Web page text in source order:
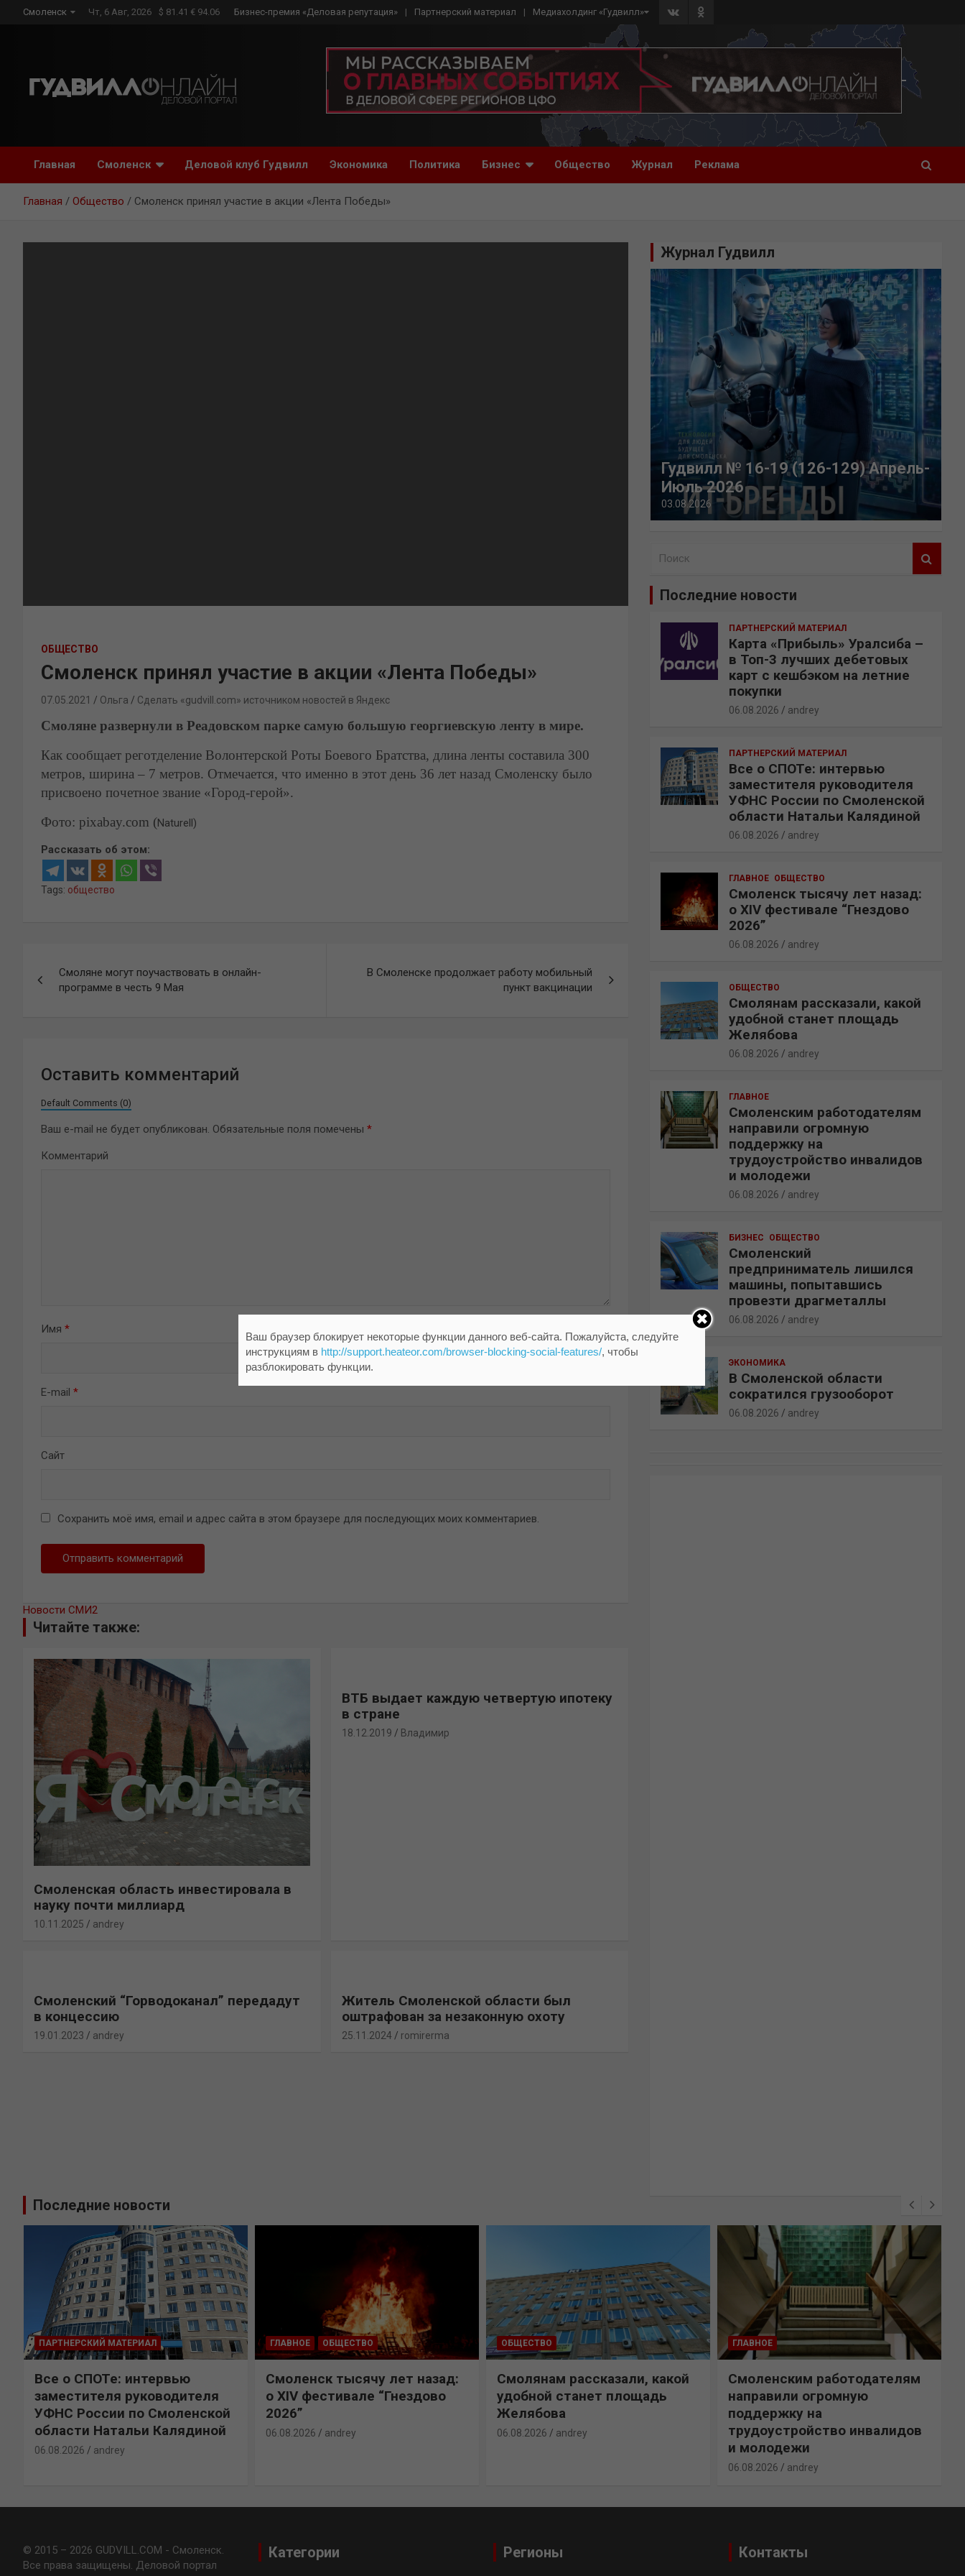
Смоленск Чт, 6 Авг, 2026 $ 81.41 € 94.06 Бизнес-премия «Деловая репутация» Партнерский материал Медиахолдинг «Гудвилл»
Главная Смоленск Деловой клуб Гудвилл Экономика Политика Бизнес Общество Журнал Реклама
Главная Общество Смоленск принял участие в акции «Лента Победы»
ОБЩЕСТВО
Смоленск принял участие в акции «Лента Победы»
07.05.2021 Ольга Сделать «gudvill.com» источником новостей в Яндекс
Смоляне развернули в Реадовском парке самую большую георгиевскую ленту в мире.
Как сообщает реготделение Волонтерской Роты Боевого Братства, длина ленты составила 300
метров, ширина – 7 метров. Отмечается, что именно в этот день 36 лет назад Смоленску было
присвоено почетное звание «Город-герой».
Фото: pixabay.com (Naturell)
Рассказать об этом:
Tags: общество
по
Смоляне могут поучаствовать в онлайн-
программе в честь 9 Мая
В Смоленске продолжает работу мобильный
пункт вакцинации
Оставить комментарий
Default Comments (0)
Ваш e-mail не будет опубликован. Обязательные поля помечены *
Комментарий
Имя *
E-mail *
Сайт
Сохранить моё имя, email и адрес сайта в этом браузере для последующих моих комментариев.
Новости СМИ2
Читайте также:
Смоленская область инвестировала в
науку почти миллиард
10.11.2025 andrey
ВТБ выдает каждую четвертую ипотеку
в стране
18.12.2019 Владимир
Смоленский “Горводоканал” передадут
в концессию
19.01.2023 andrey
Житель Смоленской области был
оштрафован за незаконную охоту
25.11.2024 romirerma
Журнал Гудвилл
Гудвилл № 16-19 (126-129) Апрель-
Июль 2026
03.08.2026
Последние новости
ПАРТНЕРСКИЙ МАТЕРИАЛ
Карта «Прибыль» Уралсиба –
в Топ-3 лучших дебетовых
карт с кешбэком на летние
покупки
06.08.2026 andrey
ПАРТНЕРСКИЙ МАТЕРИАЛ
Все о СПОТе: интервью
заместителя руководителя
УФНС России по Смоленской
области Натальи Калядиной
06.08.2026 andrey
ГЛАВНОЕ ОБЩЕСТВО
Смоленск тысячу лет назад:
о XIV фестивале “Гнездово
2026”
06.08.2026 andrey
ОБЩЕСТВО
Смолянам рассказали, какой
удобной станет площадь
Желябова
06.08.2026 andrey
ГЛАВНОЕ
Смоленским работодателям
направили огромную
поддержку на
трудоустройство инвалидов
и молодежи
06.08.2026 andrey
БИЗНЕС ОБЩЕСТВО
Смоленский
предприниматель лишился
машины, попытавшись
провезти драгметаллы
06.08.2026 andrey
ЭКОНОМИКА
В Смоленской области
сократился грузооборот
06.08.2026 andrey
Последние новости
ПАРТНЕРСКИЙ МАТЕРИАЛ
Все о СПОТе: интервью
заместителя руководителя
УФНС России по Смоленской
области Натальи Калядиной
06.08.2026 andrey
ГЛАВНОЕ ОБЩЕСТВО
Смоленск тысячу лет назад:
о XIV фестивале “Гнездово
2026”
06.08.2026 andrey
ОБЩЕСТВО
Смолянам рассказали, какой
удобной станет площадь
Желябова
06.08.2026 andrey
ГЛАВНОЕ
Смоленским работодателям
направили огромную
поддержку на
трудоустройство инвалидов
и молодежи
06.08.2026 andrey
© 2015 – 2026 GUDVILL.COM - Смоленск.
Все права защищены. Деловой портал
Категории Регионы Контакты
Ваш браузер блокирует некоторые функции данного веб-сайта. Пожалуйста, следуйте
инструкциям в http://support.heateor.com/browser-blocking-social-features/, чтобы
разблокировать функции.